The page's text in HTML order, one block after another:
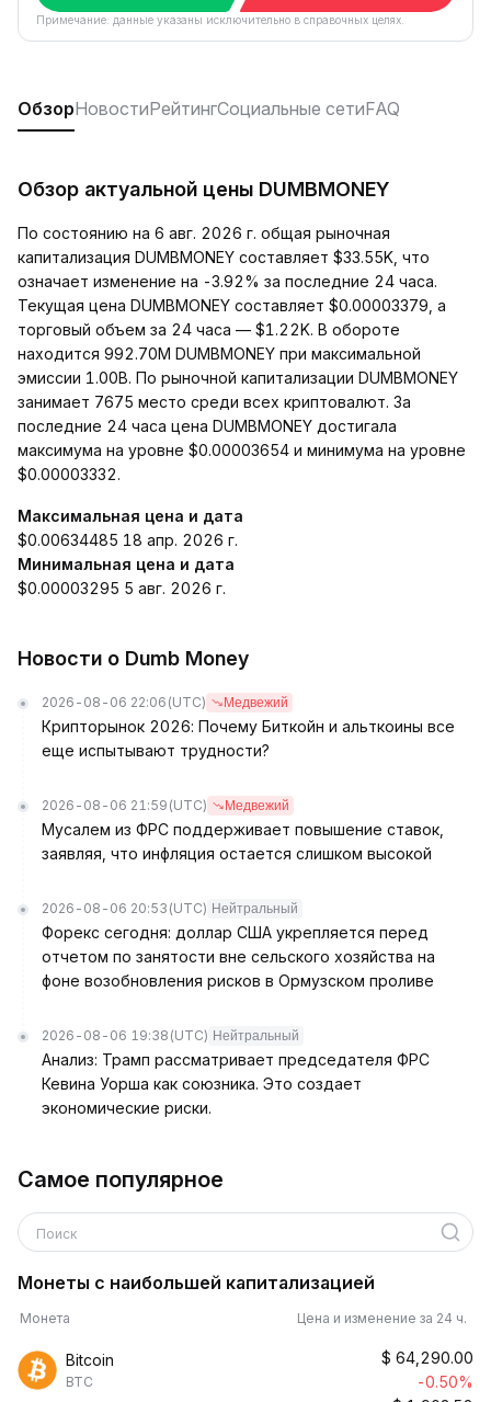
Примечание: данные указаны исключительно в справочных целях.
ОбзорНовостиРейтингСоциальные сетиFAQ
Обзор актуальной цены DUMBMONEY
По состоянию на 6 авг. 2026 г. общая рыночная
капитализация DUMBMONEY составляет $33.55K, что
означает изменение на -3.92% за последние 24 часа.
Текущая цена DUMBMONEY составляет $0.00003379, а
торговый объем за 24 часа — $1.22K. В обороте
находится 992.70M DUMBMONEY при максимальной
эмиссии 1.00B. По рыночной капитализации DUMBMONEY
занимает 7675 место среди всех криптовалют. За
последние 24 часа цена DUMBMONEY достигала
максимума на уровне $0.00003654 и минимума на уровне
$0.00003332.
Максимальная цена и дата
$0.00634485 18 апр. 2026 г.
Минимальная цена и дата
$0.00003295 5 авг. 2026 г.
Новости о Dumb Money
2026-08-06 22:06 (UTC) Медвежий
Крипторынок 2026: Почему Биткойн и альткоины все
еще испытывают трудности?
2026-08-06 21:59 (UTC) Медвежий
Мусалем из ФРС поддерживает повышение ставок,
заявляя, что инфляция остается слишком высокой
2026-08-06 20:53 (UTC) Нейтральный
Форекс сегодня: доллар США укрепляется перед
отчетом по занятости вне сельского хозяйства на
фоне возобновления рисков в Ормузском проливе
2026-08-06 19:38 (UTC) Нейтральный
Анализ: Трамп рассматривает председателя ФРС
Кевина Уорша как союзника. Это создает
экономические риски.
Самое популярное
Поиск
Монеты с наибольшей капитализацией
Монета Цена и изменение за 24 ч.
Bitcoin
BTC
$ 64,290.00
-0.50%